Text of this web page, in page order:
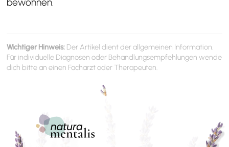
bewohnen.
Wichtiger Hinweis: Der Artikel dient der allgemeinen Information.
Für individuelle Diagnosen oder Behandlungsempfehlungen wende
dich bitte an einen Facharzt oder Therapeuten.